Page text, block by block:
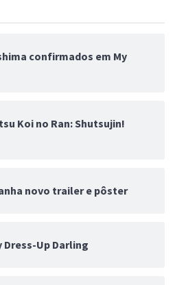
confirmados em My
Koi no Ran: Shutsujin!
novo trailer e pôster
Dress-Up Darling